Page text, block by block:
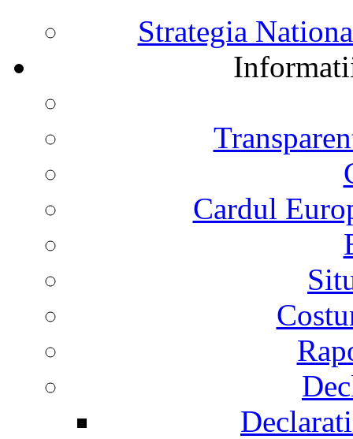
Strategia
Cardul